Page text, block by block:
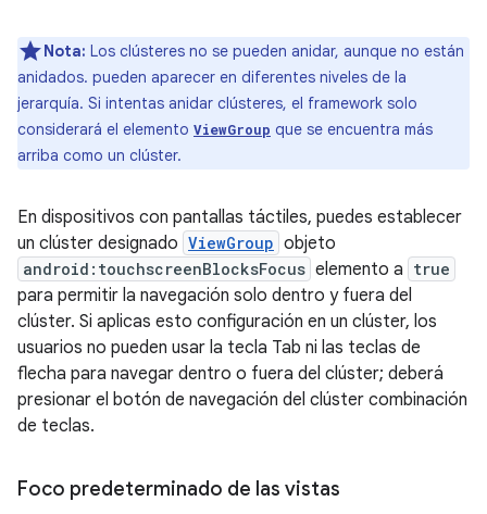
Nota: Los clústeres no se pueden anidar, aunque no están
anidados. pueden aparecer en diferentes niveles de la
jerarquía. Si intentas anidar clústeres, el framework solo
considerará el elemento ViewGroup que se encuentra más
arriba como un clúster.
En dispositivos con pantallas táctiles, puedes establecer
un clúster designado ViewGroup objeto
android:touchscreenBlocksFocus elemento a true
para permitir la navegación solo dentro y fuera del
clúster. Si aplicas esto configuración en un clúster, los
usuarios no pueden usar la tecla Tab ni las teclas de
flecha para navegar dentro o fuera del clúster; deberá
presionar el botón de navegación del clúster combinación
de teclas.
Foco predeterminado de las vistas